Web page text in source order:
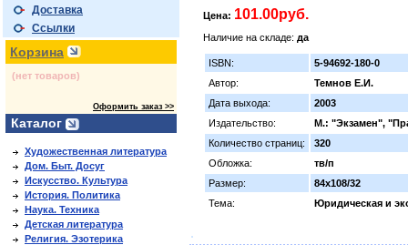
Доставка
Ссылки
Корзина
(нет товаров)
Оформить заказ >>
Каталог
Художественная литература
Дом. Быт. Досуг
Искусство. Культура
История. Политика
Наука. Техника
Детская литература
Религия. Эзотерика
Цена: 101.00руб.
Наличие на складе: да
ISBN:
5-94692-180-0
Автор:
Темнов Е.И.
Дата выхода:
2003
Издательство:
М.: "Экзамен",
Количество страниц:
320
Обложка:
тв/п
Размер:
84х108/32
Тема:
Юридическая и